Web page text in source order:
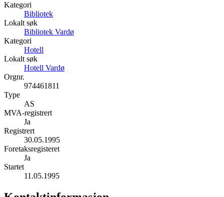
Kategori
Bibliotek
Lokalt søk
Bibliotek Vardø
Kategori
Hotell
Lokalt søk
Hotell Vardø
Orgnr.
974461811
Type
AS
MVA-registrert
Ja
Registrert
30.05.1995
Foretaksregisteret
Ja
Startet
11.05.1995